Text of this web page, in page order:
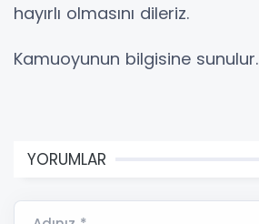
hayırlı olmasını dileriz.
Kamuoyunun bilgisine sunulur.
YORUMLAR